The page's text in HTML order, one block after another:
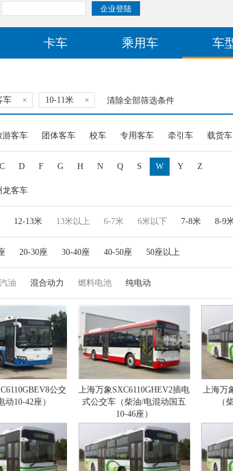
卡车 乘用车 车
车 × 10-11米 × 清除全部筛选条件
游客车 团体客车 校车 专用客车 牵引车 载货车
C D F G H N Q S W Y Z
龙客车
12-13米 13米以上 6-7米 6米以下 7-8米 8-9
20-30座 30-40座 40-50座 50座以上
汽油 混合动力 燃料电池 纯电动
公交
动10-42座）
上海万象SXC6110GHEV2插电
式公交车（柴油/电混动国五
10-46座）
上海万
（